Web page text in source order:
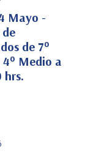
Detalle
Mayo -
de 7°
4° Medio a
hrs.